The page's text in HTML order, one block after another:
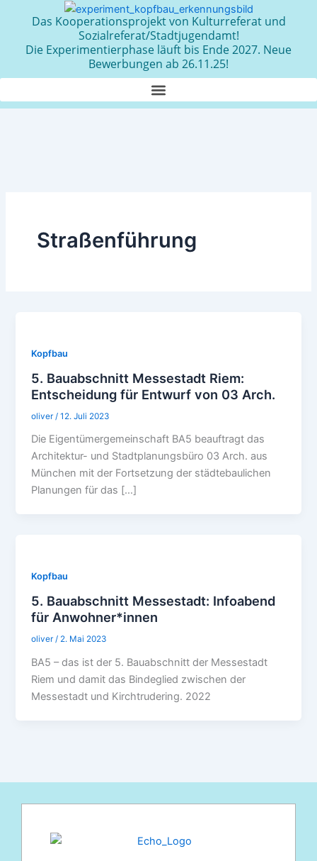
Das Kooperationsprojekt von Kulturreferat und
Sozialreferat/Stadtjugendamt!
Die Experimentierphase läuft bis Ende 2027. Neue
Bewerbungen ab 26.11.25!
Straßenführung
Kopfbau
5. Bauabschnitt Messestadt Riem:
Entscheidung für Entwurf von 03 Arch.
oliver /12. Juli 2023
Die Eigentümergemeinschaft BA5 beauftragt das
Architektur- und Stadtplanungsbüro 03 Arch. aus
München mit der Fortsetzung der städtebaulichen
Planungen für das […]
Kopfbau
5. Bauabschnitt Messestadt: Infoabend
für Anwohner*innen
oliver/ 2. Mai 2023
BA5 – das ist der 5. Bauabschnitt der Messestadt
Riem und damit das Bindeglied zwischen der
Messestadt und Kirchtrudering. 2022